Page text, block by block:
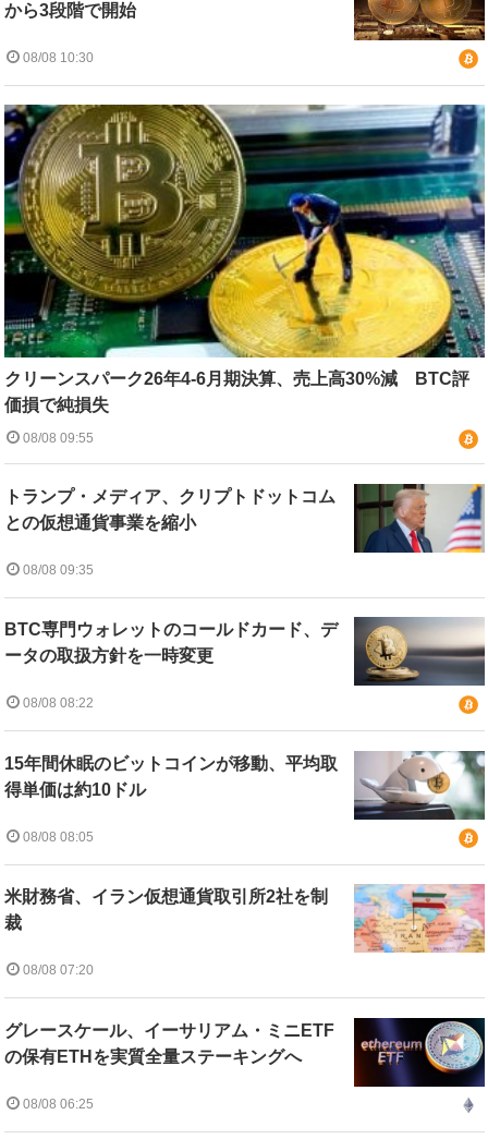
から3段階で開始
08/08 10:30
クリーンスパーク26年4-6月期決算、売上高30%減 BTC評
価損で純損失
08/08 09:55
トランプ・メディア、クリプトドットコム
との仮想通貨事業を縮小
08/08 09:35
BTC専門ウォレットのコールドカード、デ
ータの取扱方針を一時変更
08/08 08:22
15年間休眠のビットコインが移動、平均取
得単価は約10ドル
08/08 08:05
米財務省、イラン仮想通貨取引所2社を制
裁
08/08 07:20
グレースケール、イーサリアム・ミニETF
の保有ETHを実質全量ステーキングへ
08/08 06:25